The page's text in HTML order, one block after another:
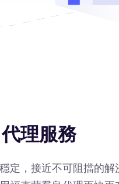
理服務
定，接近不可阻擋的